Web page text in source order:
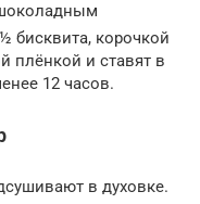
корочкой
плёнкой и ставят в
12 часов.
в духовке.